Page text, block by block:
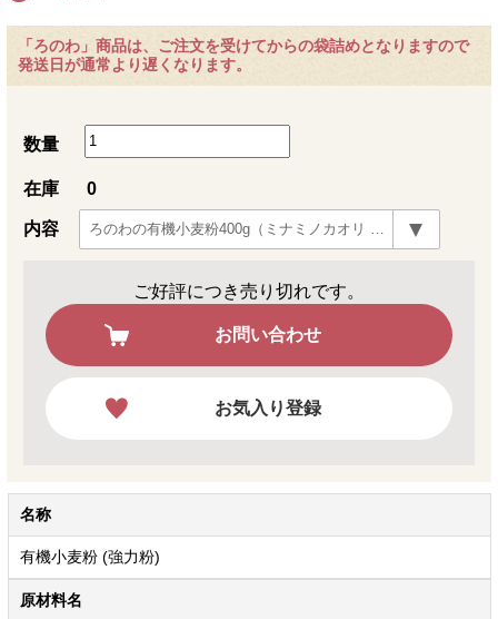
「ろのわ」商品は、ご注文を受けてからの袋詰めとなりますので
発送日が通常より遅くなります。
数量
在庫 0
内容
ご好評につき売り切れです。
お問い合わせ
お気入り登録
名称
有機小麦粉 (強力粉)
原材料名